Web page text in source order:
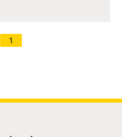
1